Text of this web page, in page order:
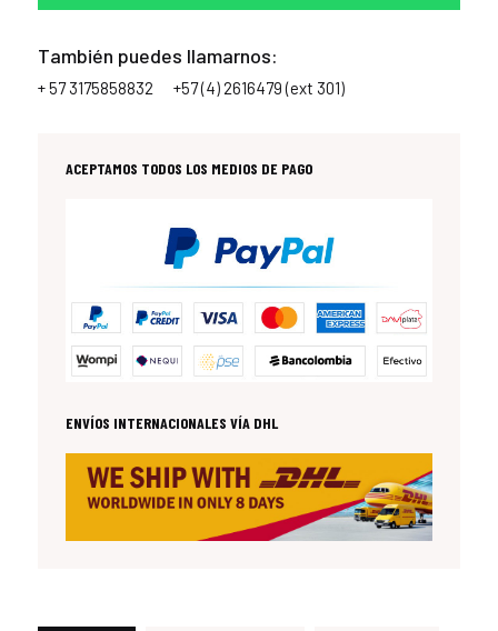
También puedes llamarnos:
+ 57 3175858832 +57 (4) 2616479 (ext 301)
ACEPTAMOS TODOS LOS MEDIOS DE PAGO
ENVÍOS INTERNACIONALES VÍA DHL